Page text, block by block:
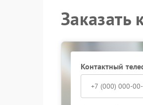
Заказать
Контактный